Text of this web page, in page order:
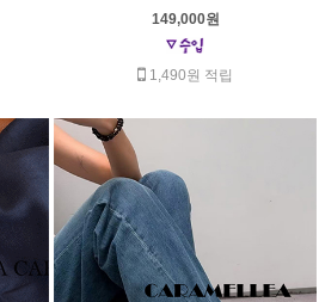
149,000원
1,490원 적립